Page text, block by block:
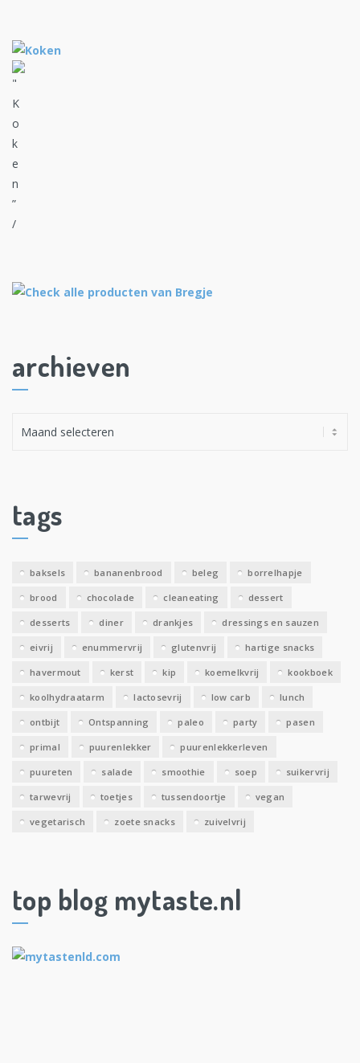
archieven
e
v
tags
baksels bananenbrood beleg borrelhapje
brood chocolade cleaneating dessert
desserts diner drankjes dressings en sauzen
eivrij enummervrij glutenvrij hartige snacks
havermout kerst kip koemelkvrij kookboek
koolhydraatarm lactosevrij low carb lunch
ontbijt Ontspanning paleo party pasen
primal puurenlekker puurenlekkerleven
puureten salade smoothie soep suikervrij
tarwevrij toetjes tussendoortje vegan
vegetarisch zoete snacks zuivelvrij
top blog mytaste.nl